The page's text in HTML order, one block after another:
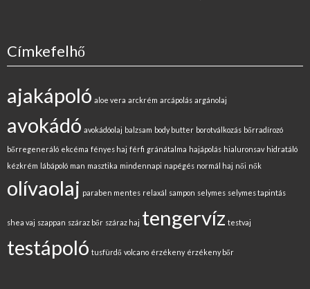
Címkefelhő
ajakápoló aloe vera arckrém arcápolás argánolaj
avokádó avokádóolaj balzsam body butter borotválkozás bőrradírozó
bőrregeneráló ekcéma fényes haj férfi gránátalma hajápolás hialuronsav hidratáló
kézkrém lábápoló man masztika mindennapi napégés normál haj női nők
olívaolaj paraben mentes relaxál sampon selymes selymes tapintás
shea vaj szappan száraz bőr száraz haj tengervíz testvaj
testápoló tusfürdő volcano érzékeny érzékeny bőr